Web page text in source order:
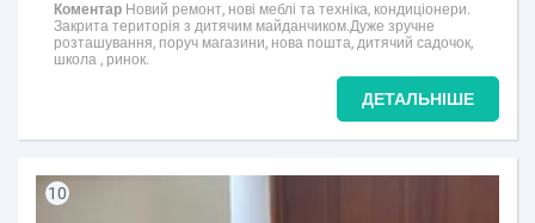
Коментар Новий ремонт, нові меблі та техніка, кондиціонери.
Закрита територія з дитячим майданчиком.Дуже зручне
розташування, поруч магазини, нова пошта, дитячий садочок,
школа , ринок.
ДЕТАЛЬНІШЕ
10